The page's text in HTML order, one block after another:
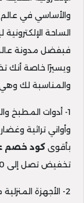
والأساسي في عالم
الساحة
فبفضل مدونة عالم
ويسيرًا خاصة أنك
والمناسبة لك
1- أدوات المطبخ
وأواني تراثية
بأقوى كود خصم
تخفيض تصل إلى 60%.
2- الأجهزة